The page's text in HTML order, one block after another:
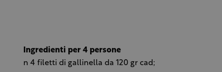
Ingredienti per 4 persone
n 4 filetti di gallinella da 120 gr cad;